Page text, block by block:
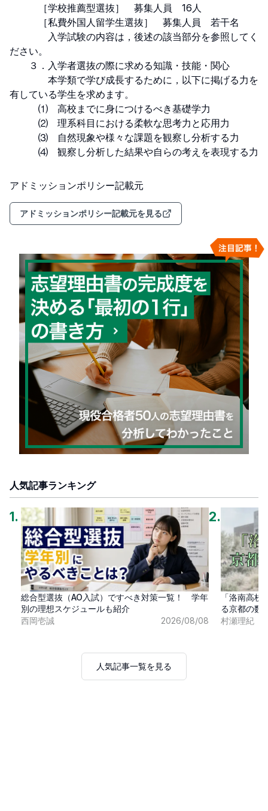
［学校推薦型選抜］　募集人員　16人
［私費外国人留学生選抜］　募集人員　若干名
　入学試験の内容は，後述の該当部分を参照してく
ださい。
３．入学者選抜の際に求める知識・技能・関心
本学類で学び成長するために，以下に掲げる力を
有している学生を求めます。
⑴　高校までに身につけるべき基礎学力
⑵　理系科目における柔軟な思考力と応用力
⑶　自然現象や様々な課題を観察し分析する力
⑷　観察し分析した結果や自らの考えを表現する力
アドミッションポリシー記載元
アドミッションポリシー記載元を見る
人気記事ランキング
1 .
総合型選抜（AO入試）ですべき対策一覧！ 学年
別の理想スケジュールも紹介
西岡壱誠
2026/08/08
2.
「洛南高
る京都の数
村瀬理紀
人気記事一覧を見る